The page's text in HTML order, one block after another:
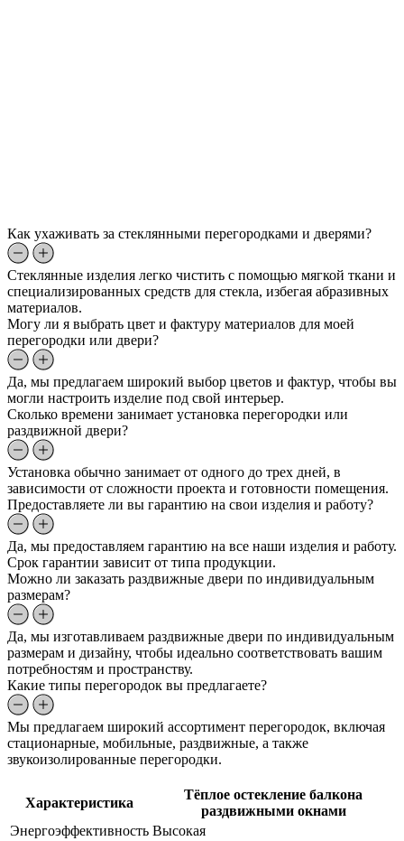
Как ухаживать за стеклянными перегородками и дверями?
Стеклянные изделия легко чистить с помощью мягкой ткани и
специализированных средств для стекла, избегая абразивных
материалов.
Могу ли я выбрать цвет и фактуру материалов для моей
перегородки или двери?
Да, мы предлагаем широкий выбор цветов и фактур, чтобы вы
могли настроить изделие под свой интерьер.
Сколько времени занимает установка перегородки или
раздвижной двери?
Установка обычно занимает от одного до трех дней, в
зависимости от сложности проекта и готовности помещения.
Предоставляете ли вы гарантию на свои изделия и работу?
Да, мы предоставляем гарантию на все наши изделия и работу.
Срок гарантии зависит от типа продукции.
Можно ли заказать раздвижные двери по индивидуальным
размерам?
Да, мы изготавливаем раздвижные двери по индивидуальным
размерам и дизайну, чтобы идеально соответствовать вашим
потребностям и пространству.
Какие типы перегородок вы предлагаете?
Мы предлагаем широкий ассортимент перегородок, включая
стационарные, мобильные, раздвижные, а также
звукоизолированные перегородки.
Характеристика
Тёплое остекление балкона
раздвижными окнами
Энергоэффективность Высокая